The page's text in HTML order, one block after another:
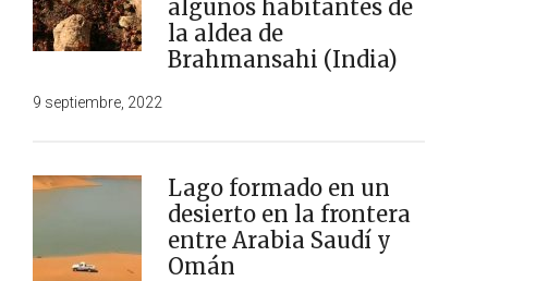
algunos habitantes de
la aldea de
Brahmansahi (India)
9 septiembre, 2022
Lago formado en un
desierto en la frontera
entre Arabia Saudí y
Omán